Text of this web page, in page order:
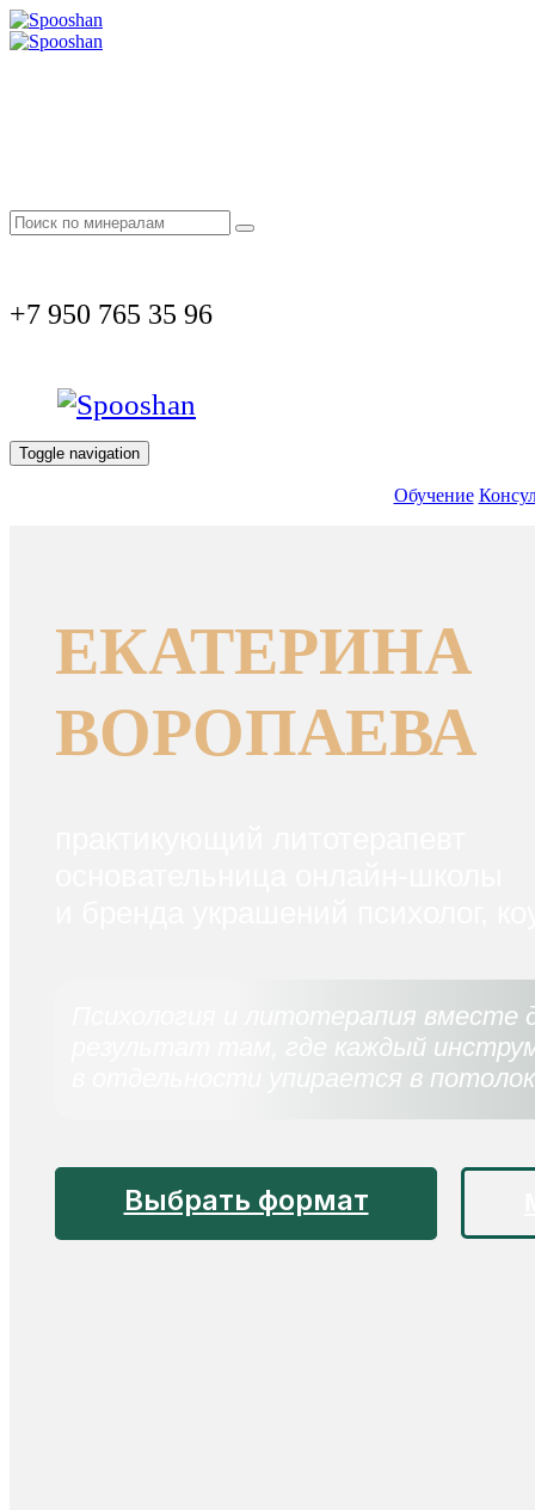
+7 950 765 35 96
Toggle navigation
Обучение
ЕКАТЕРИНА
ВОРОПАЕВА
Выбрать формат
Психология и литотерапия вместе
результат там, где каждый
в отдельности упирается в